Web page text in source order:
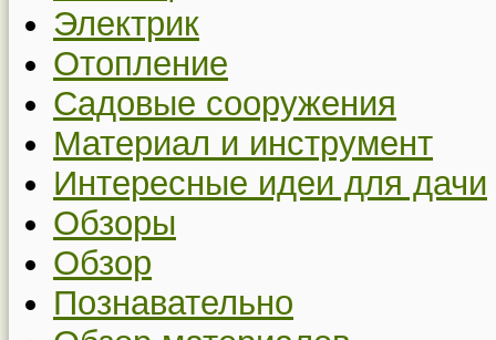
Электрик
Отопление
Садовые сооружения
Материал и инструмент
Интересные идеи для дачи
Обзоры
Обзор
Познавательно